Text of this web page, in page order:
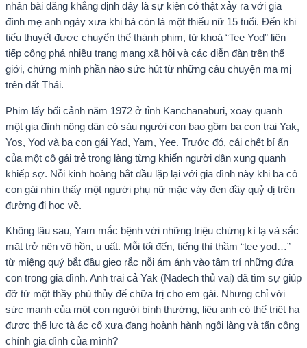
nhân bài đăng khẳng định đây là sự kiện có thật xảy ra với gia
đình mẹ anh ngày xưa khi bà còn là một thiếu nữ 15 tuổi. Đến khi
tiểu thuyết được chuyển thể thành phim, từ khoá “Tee Yod” liên
tiếp công phá nhiều trang mạng xã hội và các diễn đàn trên thế
giới, chứng minh phần nào sức hút từ những câu chuyện ma mị
trên đất Thái.
Phim lấy bối cảnh năm 1972 ở tỉnh Kanchanaburi, xoay quanh
một gia đình nông dân có sáu người con bao gồm ba con trai Yak,
Yos, Yod và ba con gái Yad, Yam, Yee. Trước đó, cái chết bí ẩn
của một cô gái trẻ trong làng từng khiến người dân xung quanh
khiếp sợ. Nỗi kinh hoàng bắt đầu lặp lại với gia đình này khi ba cô
con gái nhìn thấy một người phụ nữ mặc váy đen đầy quỷ dị trên
đường đi học về.
Không lâu sau, Yam mắc bệnh với những triệu chứng kì lạ và sắc
mặt trở nên vô hồn, u uất. Mỗi tối đến, tiếng thì thầm “tee yod…”
từ miệng quỷ bắt đầu gieo rắc nỗi ám ảnh vào tâm trí những đứa
con trong gia đình. Anh trai cả Yak (Nadech thủ vai) đã tìm sự giúp
đỡ từ một thầy phù thủy để chữa trị cho em gái. Nhưng chỉ với
sức mạnh của một con người bình thường, liệu anh có thể triệt hạ
được thế lực tà ác cổ xưa đang hoành hành ngôi làng và tấn công
chính gia đình của mình?